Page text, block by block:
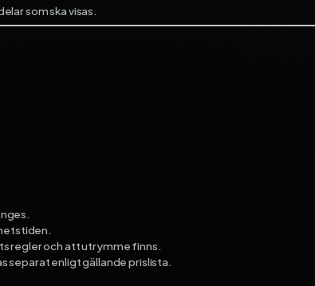
som ska visas.
regler och att utrymme finns.
separat enligt gällande prislista.